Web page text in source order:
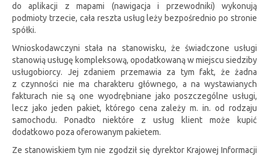
do aplikacji z mapami (nawigacja i przewodniki) wykonują
podmioty trzecie, cała reszta usług leży bezpośrednio po stronie
spółki.
Wnioskodawczyni stała na stanowisku, że świadczone usługi
stanowią usługę kompleksową, opodatkowaną w miejscu siedziby
usługobiorcy. Jej zdaniem przemawia za tym fakt, że żadna
z czynności nie ma charakteru głównego, a na wystawianych
fakturach nie są one wyodrębniane jako poszczególne usługi,
lecz jako jeden pakiet, którego cena zależy m. in. od rodzaju
samochodu. Ponadto niektóre z usług klient może kupić
dodatkowo poza oferowanym pakietem.
Ze stanowiskiem tym nie zgodził się dyrektor Krajowej Informacji